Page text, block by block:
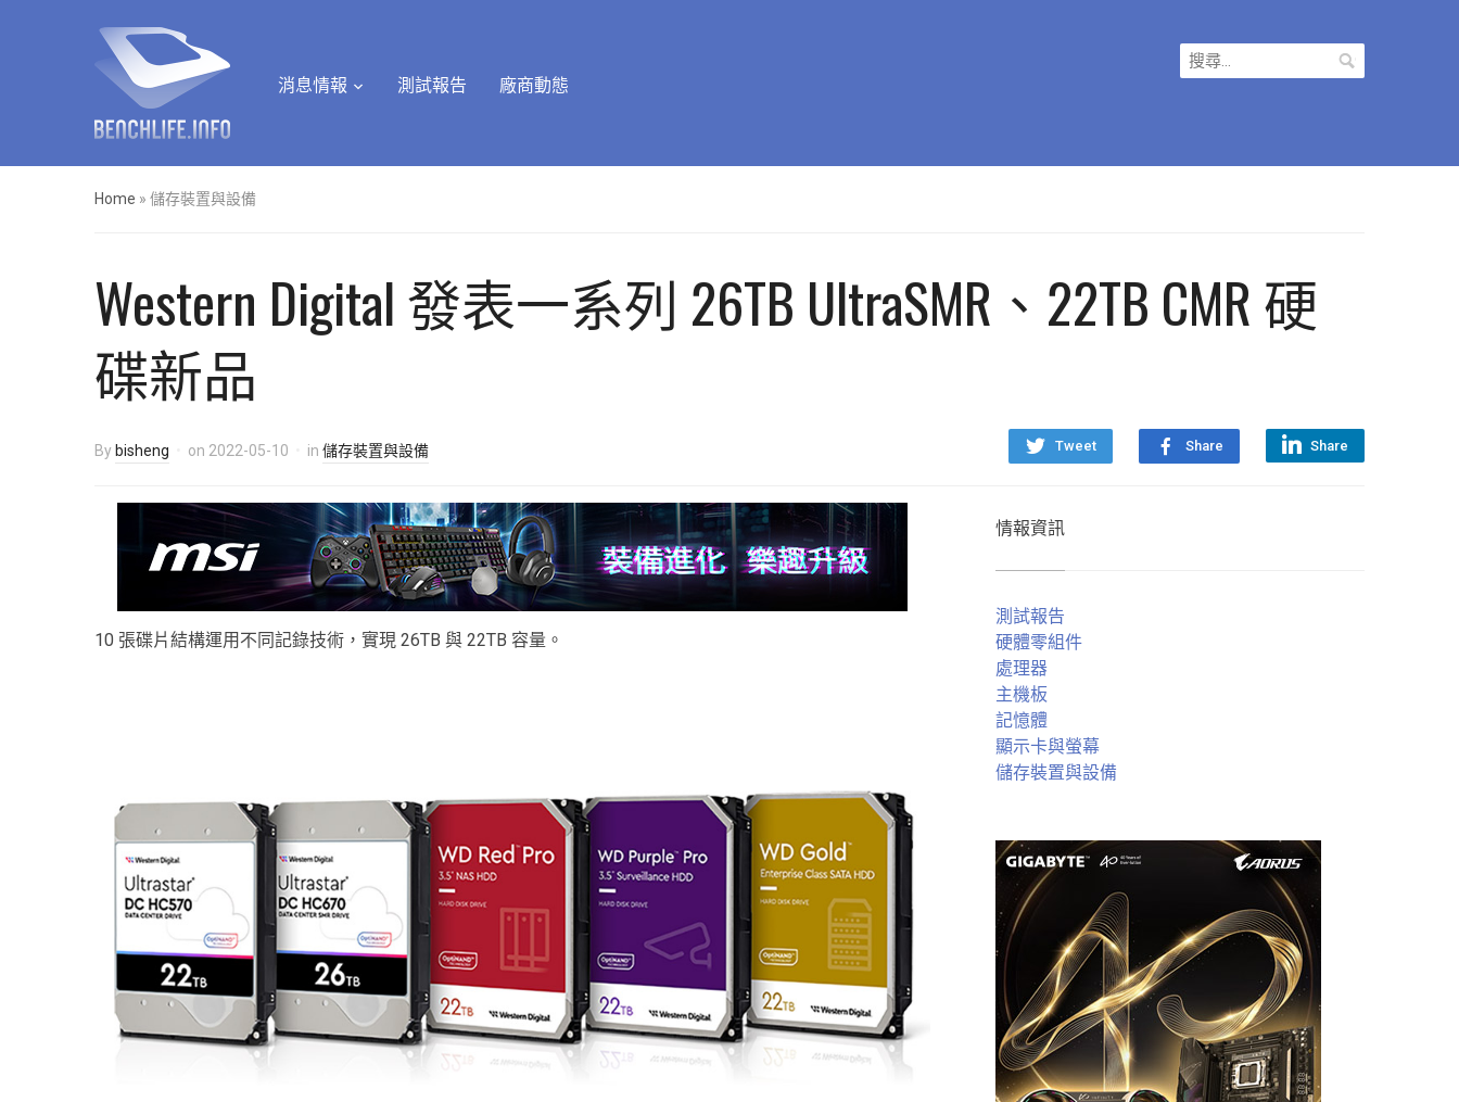
消息情報 測試報告 廠商動態
搜
尋
Home » 儲存裝置與設備
Western Digital 發表一系列 26TB UltraSMR、22TB CMR 硬
碟新品
Tweet Share Share
By bisheng on 2022-05-10 in 儲存裝置與設備
10 張碟片結構運用不同記錄技術，實現 26TB 與 22TB 容量。
情報資訊
測試報告
硬體零組件
處理器
主機板
記憶體
顯示卡與螢幕
儲存裝置與設備